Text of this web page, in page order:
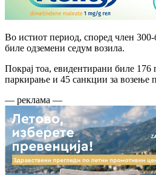
Во истиот период, според член
биле одземени седум возила.
Покрај тоа, евидентирани биле
паркирање и 45 санкции за возење
— реклама —